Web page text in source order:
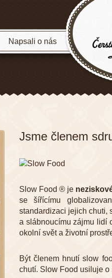
Napsali o nás
Jsme členem
Slow Food ® je
se šířícímu
standardizaci jejich chuti,
a slábnoucímu zájmu lidí
okolní svět a životní
Být členem hnutí slow
chutí. Slow Food usiluje